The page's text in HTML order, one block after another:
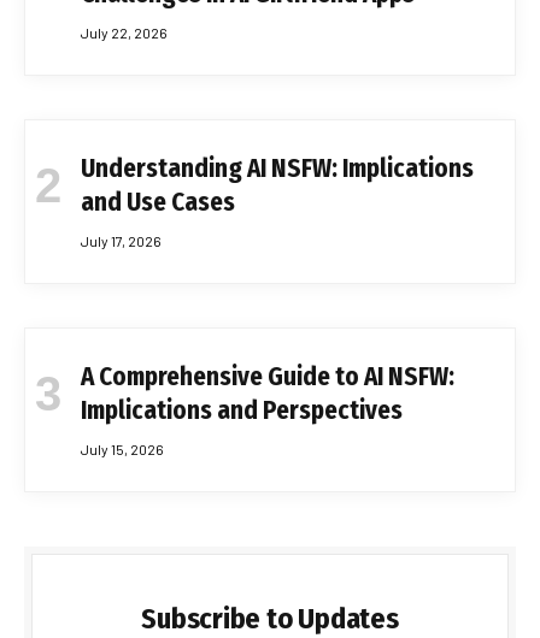
July 22, 2026
Understanding AI NSFW: Implications
and Use Cases
July 17, 2026
A Comprehensive Guide to AI NSFW:
Implications and Perspectives
July 15, 2026
Subscribe to Updates